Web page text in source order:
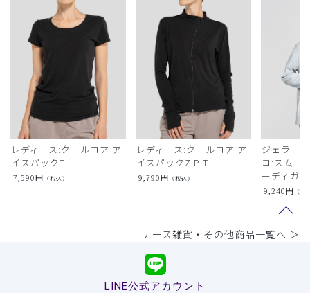
レディース:クールコア ア
イスパックT
7,590円 （税込）
レディース:クールコア ア
イスパックZIP T
9,790円 （税込）
ジェラー
コ:スムー
ーディガン
9,240円 （税
ナース雑貨・その他商品一覧へ ＞
LINE公式アカウント